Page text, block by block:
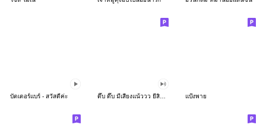
บัตเตอร์แบร์ - สวัสดีค่ะ แป้งพาย